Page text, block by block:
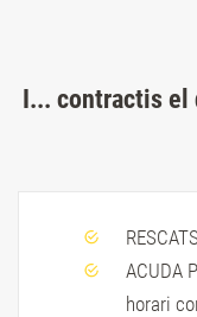
I... contractis el
ACUDA
horari